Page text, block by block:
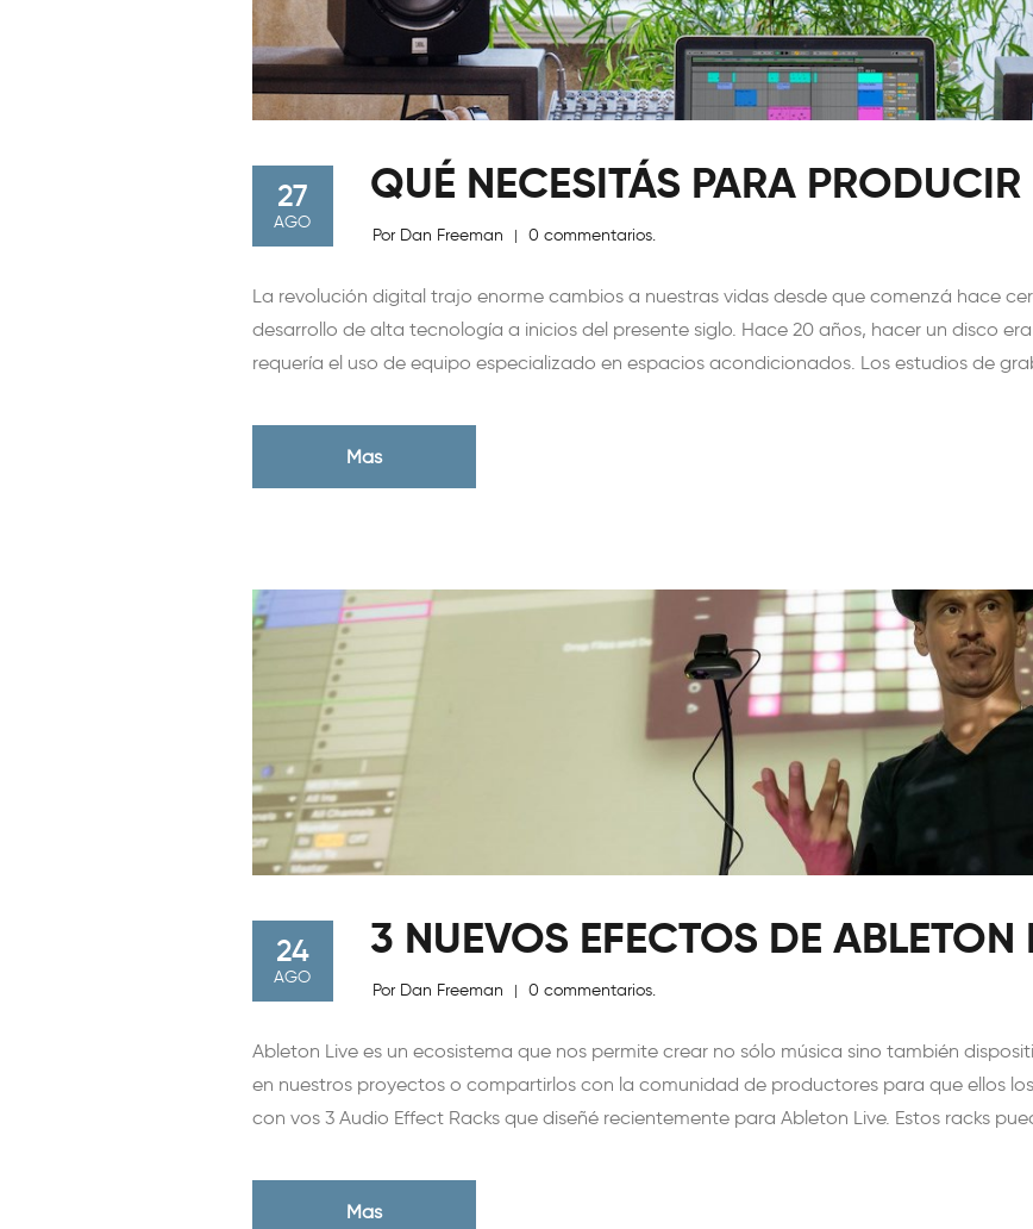
27
AGO
QUÉ NECESITÁS PARA
Por Dan Freeman | 0 commentarios.
La revolución digital trajo enorme cambios a nuestras vidas desde que comenzá hace
desarrollo de alta tecnología a inicios del presente siglo. Hace 20 años, hacer un disco
requería el uso de equipo especializado en espacios acondicionados. Los estudios de
Mas
24
AGO
3 NUEVOS EFECTOS DE ABLETON
Por Dan Freeman | 0 commentarios.
Ableton Live es un ecosistema que nos permite crear no sólo música sino también
en nuestros proyectos o compartirlos con la comunidad de productores para que ellos
con vos 3 Audio Effect Racks que diseñé recientemente para Ableton Live. Estos racks
Mas